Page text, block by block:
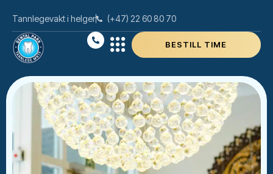
Tannlegevakt i helger (+47) 22 60 80 70
BESTILL TIME